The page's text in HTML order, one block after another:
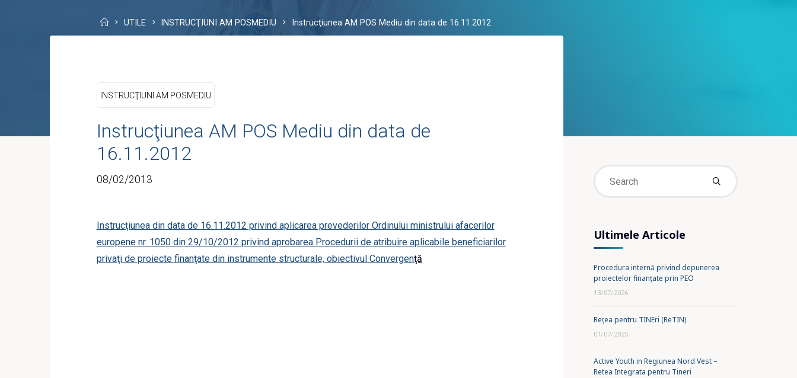
HomeUTILE INSTRUCŢIUNI AM POSMEDIU Instrucţiunea AM POS Mediu din data de 16.11.2012
INSTRUCŢIUNI AM POSMEDIU
Instrucţiunea AM POS Mediu din data de
16.11.2012
08/02/2013
Instrucţiunea din data de 16.11.2012 privind aplicarea prevederilor Ordinului ministrului afacerilor
europene nr. 1050 din 29/10/2012 privind aprobarea Procedurii de atribuire aplicabile beneficiarilor
privaţi de proiecte finanţate din instrumente structurale, obiectivul Convergenţă
Ultimele Articole
Procedura internă privind depunerea
proiectelor finanțate prin PEO
13/07/2026
Rețea pentru TINEri (ReTIN)
01/07/2025
Active Youth in Regiunea Nord Vest –
Retea Integrata pentru Tineri